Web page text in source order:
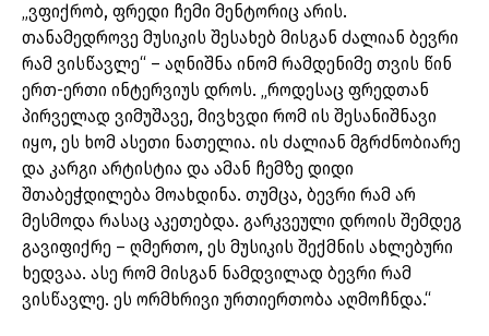
„ვფიქრობ, ფრედი ჩემი მენტორიც არის.
თანამედროვე მუსიკის შესახებ მისგან ძალიან ბევრი
რამ ვისწავლე“ – აღნიშნა ინომ რამდენიმე თვის წინ
ერთ-ერთი ინტერვიუს დროს. „როდესაც ფრედთან
პირველად ვიმუშავე, მივხვდი რომ ის შესანიშნავი
იყო, ეს ხომ ასეთი ნათელია. ის ძალიან მგრძნობიარე
და კარგი არტისტია და ამან ჩემზე დიდი
შთაბეჭდილება მოახდინა. თუმცა, ბევრი რამ არ
მესმოდა რასაც აკეთებდა. გარკვეული დროის შემდეგ
გავიფიქრე – ღმერთო, ეს მუსიკის შექმნის ახლებური
ხედვაა. ასე რომ მისგან ნამდვილად ბევრი რამ
ვისწავლე. ეს ორმხრივი ურთიერთობა აღმოჩნდა.“